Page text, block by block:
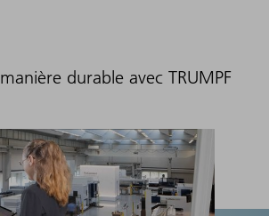
durable avec TRUMPF